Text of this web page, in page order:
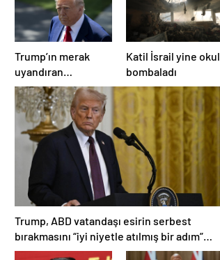
Trump’ın merak
uyandıran
paylaşımının sağlık
sistemiyle ilgili
kararname olduğu
anlaşıldı
Katil İsrail yine okul
bombaladı
Trump, ABD vatandaşı esirin serbest
bırakmasını “iyi niyetle atılmış bir adım”
olarak değerlendirdi